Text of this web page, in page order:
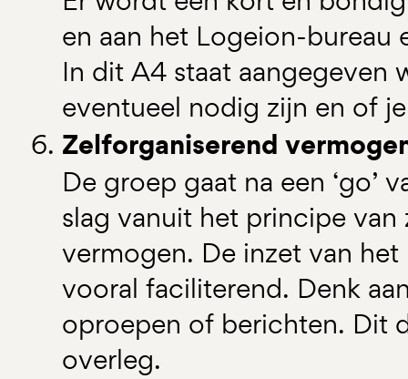
en aan het Logeion-
In dit A4 staat aangegeven
eventueel nodig zijn en of
Zelforganiserend
De groep gaat na een ‘go’
slag vanuit het principe van
vermogen. De inzet van
vooral faciliterend. Denk
oproepen of berichten. Dit
overleg.